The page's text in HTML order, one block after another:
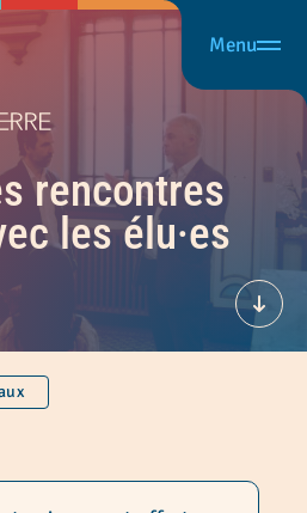
Menu
rencontres
les élu·es